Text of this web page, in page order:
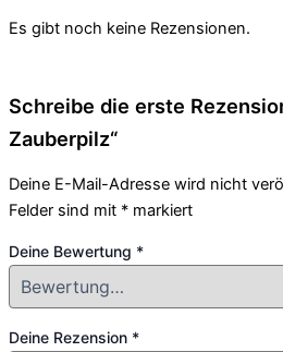
Es gibt noch keine Rezensionen.
Schreibe die erste
Zauberpilz“
Deine E-Mail-Adresse wird nicht
Felder sind mit * markiert
Deine Bewertung *
Deine Rezension *